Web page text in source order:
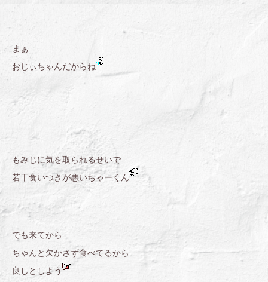
まぁ
おじぃちゃんだからね
もみじに気を取られるせいで
若干食いつきが悪いちゃーくん
でも来てから
ちゃんと欠かさず食べてるから
良しとしよう